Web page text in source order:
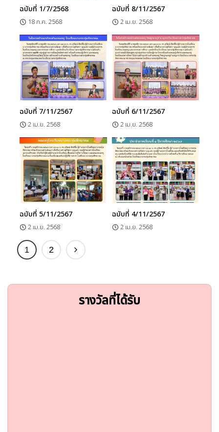
ฉบับที่ 1/7/2568
18 ก.ค. 2568
ฉบับที่ 8/11/2567
2 เม.ย. 2568
ฉบับที่ 7/11/2567
2 เม.ย. 2568
ฉบับที่ 6/11/2567
2 เม.ย. 2568
ฉบับที่ 5/11/2567
2 เม.ย. 2568
ฉบับที่ 4/11/2567
2 เม.ย. 2568
1 2
รางวัลที่ได้รับ